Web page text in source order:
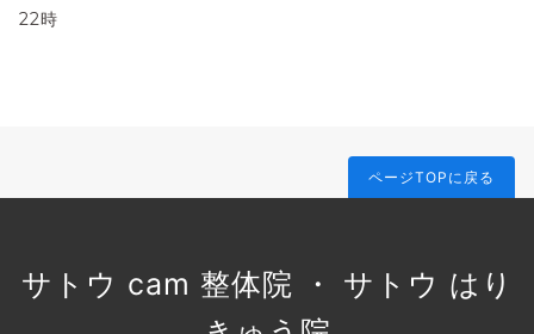
22時
ページTOPに戻る
サトウ cam 整体院 ・ サトウ はり